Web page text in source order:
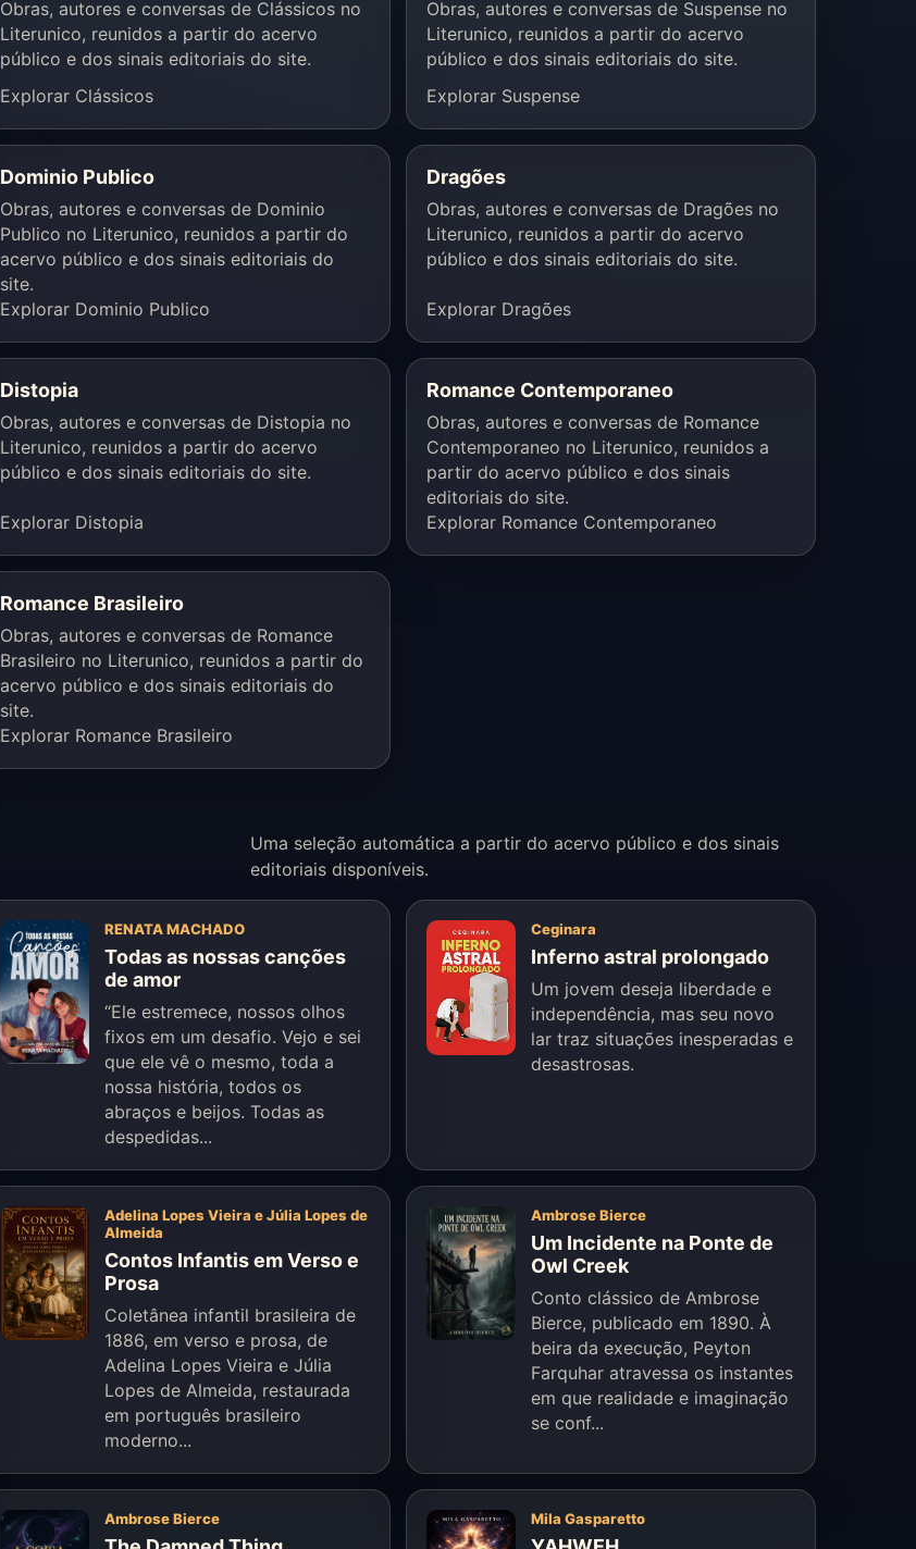
Obras, autores e conversas de Clássicos no
Literunico, reunidos a partir do acervo
público e dos sinais editoriais do site.
Explorar Clássicos
Obras, autores e conversas de Suspense no
Literunico, reunidos a partir do acervo
público e dos sinais editoriais do site.
Explorar Suspense
Dominio Publico
Obras, autores e conversas de Dominio
Publico no Literunico, reunidos a partir do
acervo público e dos sinais editoriais do
site.
Explorar Dominio Publico
Dragões
Obras, autores e conversas de Dragões no
Literunico, reunidos a partir do acervo
público e dos sinais editoriais do site.
Explorar Dragões
Distopia
Obras, autores e conversas de Distopia no
Literunico, reunidos a partir do acervo
público e dos sinais editoriais do site.
Explorar Distopia
Romance Contemporaneo
Obras, autores e conversas de Romance
Contemporaneo no Literunico, reunidos a
partir do acervo público e dos sinais
editoriais do site.
Explorar Romance Contemporaneo
Romance Brasileiro
Obras, autores e conversas de Romance
Brasileiro no Literunico, reunidos a partir do
acervo público e dos sinais editoriais do
site.
Explorar Romance Brasileiro
Uma seleção automática a partir do acervo público e dos sinais
editoriais disponíveis.
RENATA MACHADO
Todas as nossas canções
de amor
“Ele estremece, nossos olhos
fixos em um desafio. Vejo e sei
que ele vê o mesmo, toda a
nossa história, todos os
abraços e beijos. Todas as
despedidas...
Ceginara
Inferno astral prolongado
Um jovem deseja liberdade e
independência, mas seu novo
lar traz situações inesperadas e
desastrosas.
Adelina Lopes Vieira e Júlia Lopes de
Almeida
Contos Infantis em Verso e
Prosa
Coletânea infantil brasileira de
1886, em verso e prosa, de
Adelina Lopes Vieira e Júlia
Lopes de Almeida, restaurada
em português brasileiro
moderno...
Ambrose Bierce
Um Incidente na Ponte de
Owl Creek
Conto clássico de Ambrose
Bierce, publicado em 1890. À
beira da execução, Peyton
Farquhar atravessa os instantes
em que realidade e imaginação
se conf...
Ambrose Bierce Mila Gasparetto